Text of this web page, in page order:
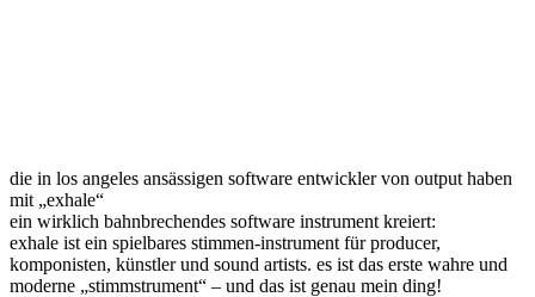
die in los angeles ansässigen software entwickler von output haben
mit „exhale“
ein wirklich bahnbrechendes software instrument kreiert:
exhale ist ein spielbares stimmen-instrument für producer,
komponisten, künstler und sound artists. es ist das erste wahre und
moderne „stimmstrument“ – und das ist genau mein ding!